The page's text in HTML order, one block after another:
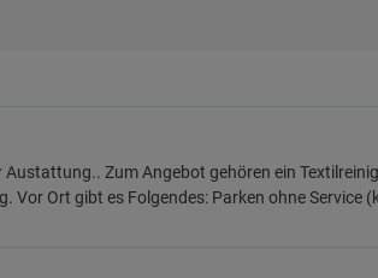
Zum Angebot gehören ein
Vor Ort gibt es Folgendes: Parken ohne Service